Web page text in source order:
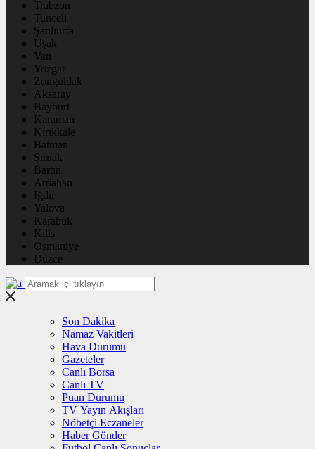
Trabzon
Tunceli
Şanlıurfa
Uşak
Van
Yozgat
Zonguldak
Aksaray
Bayburt
Karaman
Kırıkkale
Batman
Şırnak
Bartın
Ardahan
Iğdır
Yalova
Karabük
Kilis
Osmaniye
Düzce
Son Dakika
Namaz Vakitleri
Hava Durumu
Gazeteler
Canlı Borsa
Canlı TV
Puan Durumu
TV Yayın Akışları
Nöbetçi Eczaneler
Haber Gönder